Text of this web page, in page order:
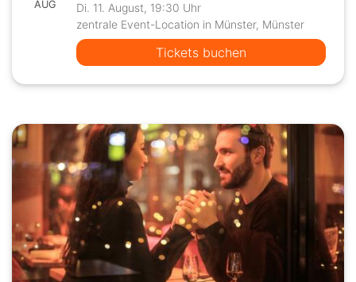
AUG
Di. 11. August, 19:30 Uhr
zentrale Event-Location in Münster, Münster
Tickets buchen